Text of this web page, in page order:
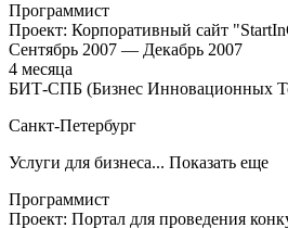
Программист
Проект: Корпоративный сайт
Сентябрь 2007 — Декабрь 2007
4 месяца
БИТ-СПБ (Бизнес Инновационных
Санкт-Петербург
Услуги для бизнеса... Показать еще
Программист
Проект: Портал для проведения